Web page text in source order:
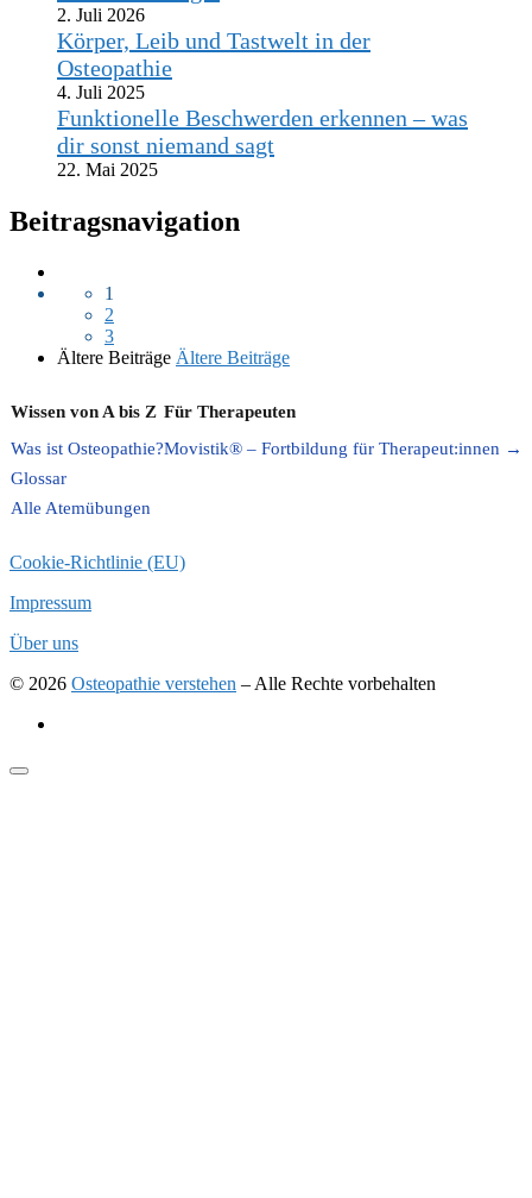
2. Juli 2026
Körper, Leib und Tastwelt in der
Osteopathie
4. Juli 2025
Funktionelle Beschwerden erkennen – was
dir sonst niemand sagt
22. Mai 2025
Beitragsnavigation
1
2
3
Ältere Beiträge Ältere Beiträge
Wissen von A bis Z
Was ist Osteopathie?
Glossar
Alle Atemübungen
Für Therapeuten
Movistik® – Fortbildung für Therapeut:innen →
Cookie-Richtlinie (EU)
Impressum
Über uns
© 2026 Osteopathie verstehen – Alle Rechte vorbehalten